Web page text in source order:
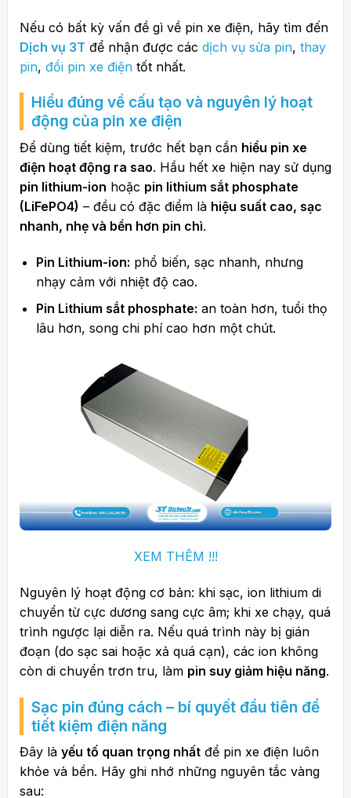
Nếu có bất kỳ vấn đề gì về pin xe điện, hãy tìm đến
Dịch vụ 3T để nhận được các dịch vụ sửa pin, thay
pin, đổi pin xe điệntốt nhất.
Hiểu đúng về cấu tạo và nguyên lý hoạt
động của pin xe điện
Để dùng tiết kiệm, trước hết bạn cần hiểu pin xe
điện hoạt động ra sao. Hầu hết xe hiện nay sử dụng
pin lithium-ion hoặc pin lithium sắt phosphate
(LiFePO4) – đều có đặc điểm là hiệu suất cao, sạc
nhanh, nhẹ và bền hơn pin chì.
Pin Lithium-ion: phổ biến, sạc nhanh, nhưng
nhạy cảm với nhiệt độ cao.
Pin Lithium sắt phosphate: an toàn hơn, tuổi thọ
lâu hơn, song chi phí cao hơn một chút.
XEM THÊM !!!
Nguyên lý hoạt động cơ bản: khi sạc, ion lithium di
chuyển từ cực dương sang cực âm; khi xe chạy, quá
trình ngược lại diễn ra. Nếu quá trình này bị gián
đoạn (do sạc sai hoặc xả quá cạn), các ion không
còn di chuyển trơn tru, làm pin suy giảm hiệu năng.
Sạc pin đúng cách – bí quyết đầu tiên để
tiết kiệm điện năng
Đây là yếu tố quan trọng nhấtđể pin xe điện luôn
khỏe và bền. Hãy ghi nhớ những nguyên tắc vàng
sau: